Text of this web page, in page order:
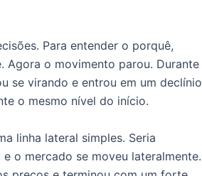
Para entender o porquê,
Agora o movimento parou. Durante
se virando e entrou em um declínio
o mesmo nível do início.
linha lateral simples. Seria
o mercado se moveu lateralmente.